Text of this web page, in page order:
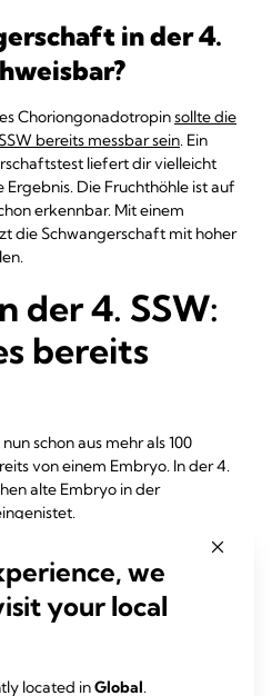
in der 4.
Choriongonadotropinsollte die
bereits messbar sein. Ein
liefert dir vielleicht
Ergebnis. Die Fruchthöhle ist auf
erkennbar. Mit einem
die Schwangerschaft mit hoher
der 4. SSW:
bereits
schon aus mehr als 100
von einem Embryo. In der 4.
alte Embryo in der
4.
we
your local
located inGlobal.